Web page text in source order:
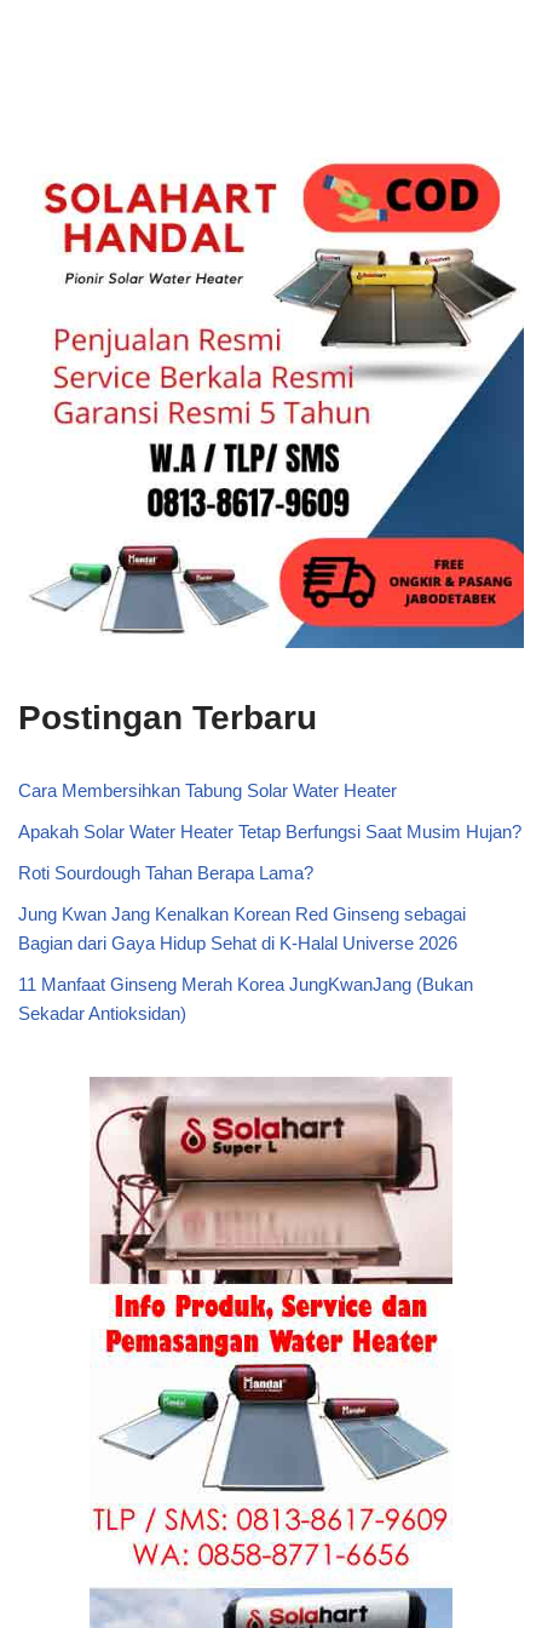
Postingan Terbaru
Cara Membersihkan Tabung Solar Water Heater
Apakah Solar Water Heater Tetap Berfungsi Saat Musim Hujan?
Roti Sourdough Tahan Berapa Lama?
Jung Kwan Jang Kenalkan Korean Red Ginseng sebagai
Bagian dari Gaya Hidup Sehat di K-Halal Universe 2026
11 Manfaat Ginseng Merah Korea JungKwanJang (Bukan
Sekadar Antioksidan)